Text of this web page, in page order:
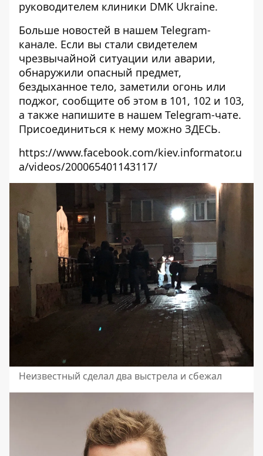
руководителем клиники DMK Ukraine.
Больше новостей в нашем Telegram-
канале. Если вы стали свидетелем
чрезвычайной ситуации или аварии,
обнаружили опасный предмет,
бездыханное тело, заметили огонь или
поджог, сообщите об этом в 101, 102 и 103,
а также напишите в нашем Telegram-чате.
Присоединиться к нему можно ЗДЕСЬ.
https://www.facebook.com/kiev.informator.u
a/videos/200065401143117/
Неизвестный сделал два выстрела и сбежал